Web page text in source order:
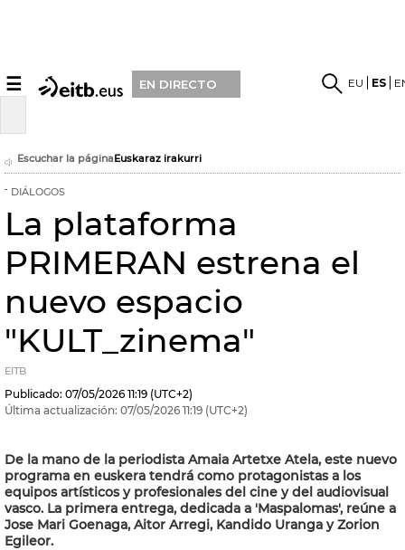
☰ EN DIRECTO EU ES
Escuchar la páginaEuskaraz irakurri
DIÁLOGOS
La plataforma
PRIMERAN estrena el
nuevo espacio
"KULT_zinema"
EITB
Publicado: 07/05/2026 11:19 (UTC+2)
Última actualización: 07/05/2026 11:19 (UTC+2)
De la mano de la periodista Amaia Artetxe Atela, este nuevo
programa en euskera tendrá como protagonistas a los
equipos artísticos y profesionales del cine y del audiovisual
vasco. La primera entrega, dedicada a 'Maspalomas', reúne a
Jose Mari Goenaga, Aitor Arregi, Kandido Uranga y Zorion
Egileor.